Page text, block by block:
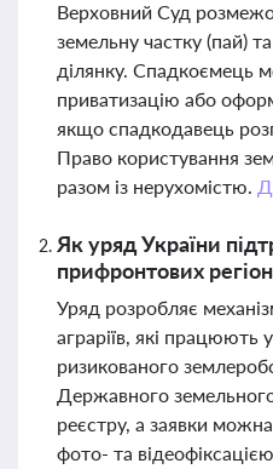
Верховний Суд
земельну частку (пай)
ділянку. Спадкоємець
приватизацію або
якщо спадкодавець
Право користування
разом із нерухомістю.
Як уряд України
прифронтових
Уряд розробляє
аграріїв, які працюють
ризикованого
Державного
реєстру, а заявки
фото- та відеофіксацією